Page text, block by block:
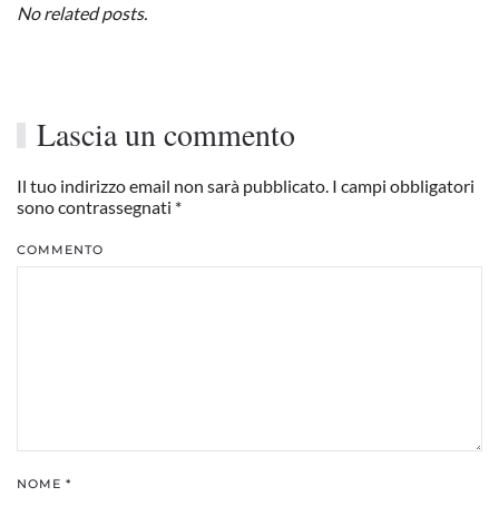
No related posts.
Lascia un commento
Il tuo indirizzo email non sarà pubblicato. I campi obbligatori
sono contrassegnati *
COMMENTO
NOME *